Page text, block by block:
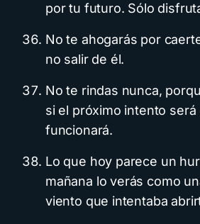
por tu futuro. Sólo
No te ahogarás por
no salir de él.
No te rindas nunca,
si el próximo intento será
funcionará.
Lo que hoy parece un
mañana lo verás como
viento que intentaba